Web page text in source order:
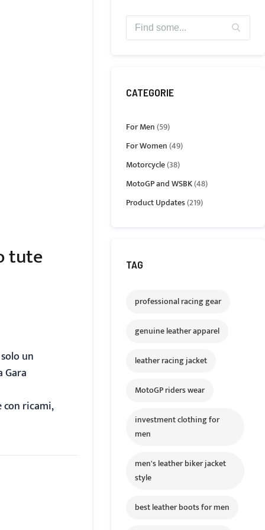
tute
un
Gara
ricami,
CATEGORIE
For Men(59)
For Women(49)
Motorcycle(38)
MotoGP and WSBK(48)
Product Updates(219)
TAG
professional racing gear
genuine leather apparel
leather racing jacket
MotoGP riders wear
investment clothing for
men
men's leather biker jacket
style
best leather boots for men